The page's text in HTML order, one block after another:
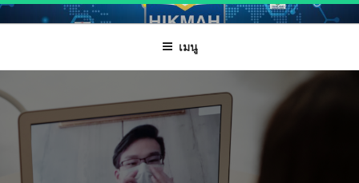
ข้าม
บทความ
HIKMAH
Halal Innovation Knowledge and Management Alert House
เมนู